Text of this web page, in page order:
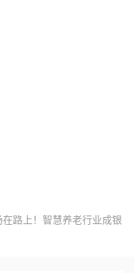
在路上！智慧养老行业成银